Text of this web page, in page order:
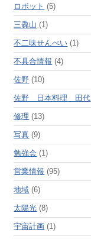
ロボット (5)
三毳山 (1)
不二味せんべい (1)
不具合情報 (4)
佐野 (10)
佐野 日本料理 田代
修理 (13)
写真 (9)
勉強会 (1)
営業情報 (95)
地域 (6)
太陽光 (8)
宇宙計画 (1)